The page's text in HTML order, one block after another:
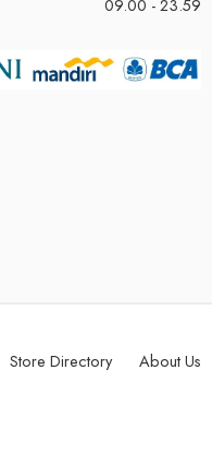
09.00 - 23.59
Store Directory About Us